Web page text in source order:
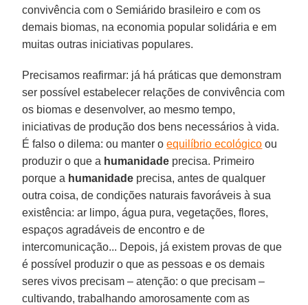
convivência com o Semiárido brasileiro e com os
demais biomas, na economia popular solidária e em
muitas outras iniciativas populares.
Precisamos reafirmar: já há práticas que demonstram
ser possível estabelecer relações de convivência com
os biomas e desenvolver, ao mesmo tempo,
iniciativas de produção dos bens necessários à vida.
É falso o dilema: ou manter oequilíbrio ecológico ou
produzir o que a humanidade precisa. Primeiro
porque a humanidade precisa, antes de qualquer
outra coisa, de condições naturais favoráveis à sua
existência: ar limpo, água pura, vegetações, flores,
espaços agradáveis de encontro e de
intercomunicação... Depois, já existem provas de que
é possível produzir o que as pessoas e os demais
seres vivos precisam – atenção: o que precisam –
cultivando, trabalhando amorosamente com as